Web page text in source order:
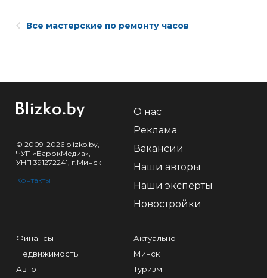
Все мастерские по ремонту часов
© 2009-2026 blizko.by,
ЧУП «БарокМедиа»,
УНП 391272241, г.Минск
Контакты
О нас
Реклама
Вакансии
Наши авторы
Наши эксперты
Новостройки
Финансы
Недвижимость
Авто
Актуально
Минск
Туризм